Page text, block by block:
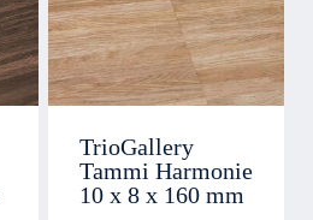
TrioGallery
Tammi Harmonie
10 x 8 x 160 mm